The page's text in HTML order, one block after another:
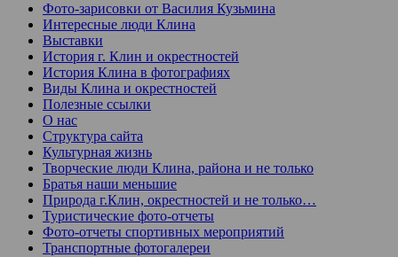
Фото-зарисовки от Василия Кузьмина
Интересные люди Клина
Выставки
История г. Клин и окрестностей
История Клина в фотографиях
Виды Клина и окрестностей
Полезные ссылки
О нас
Структура сайта
Культурная жизнь
Творческие люди Клина, района и не только
Братья наши меньшие
Природа г.Клин, окрестностей и не только…
Туристические фото-отчеты
Фото-отчеты спортивных мероприятий
Транспортные фотогалереи